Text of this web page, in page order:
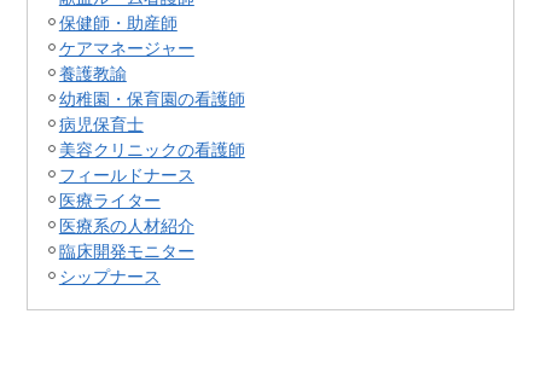
保健師・助産師
ケアマネージャー
養護教諭
幼稚園・保育園の看護師
病児保育士
美容クリニックの看護師
フィールドナース
医療ライター
医療系の人材紹介
臨床開発モニター
シップナース